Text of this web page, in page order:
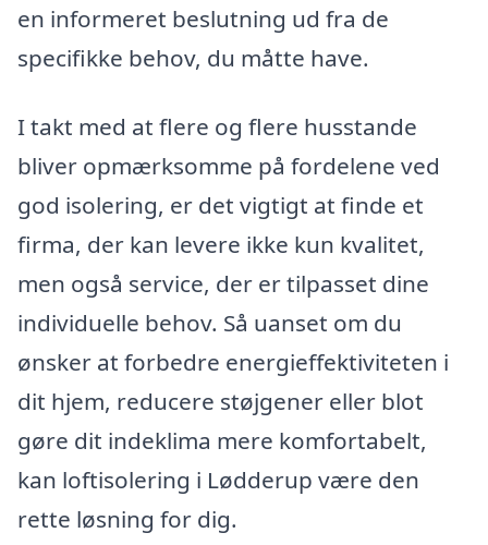
en informeret beslutning ud fra de
specifikke behov, du måtte have.
I takt med at flere og flere husstande
bliver opmærksomme på fordelene ved
god isolering, er det vigtigt at finde et
firma, der kan levere ikke kun kvalitet,
men også service, der er tilpasset dine
individuelle behov. Så uanset om du
ønsker at forbedre energieffektiviteten i
dit hjem, reducere støjgener eller blot
gøre dit indeklima mere komfortabelt,
kan loftisolering i Lødderup være den
rette løsning for dig.